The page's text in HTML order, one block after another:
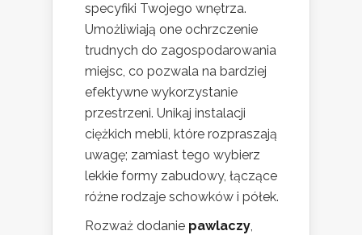
specyfiki Twojego wnętrza.
Umożliwiają one ochrzczenie
trudnych do zagospodarowania
miejsc, co pozwala na bardziej
efektywne wykorzystanie
przestrzeni. Unikaj instalacji
ciężkich mebli, które rozpraszają
uwagę; zamiast tego wybierz
lekkie formy zabudowy, łączące
różne rodzaje schowków i półek.
Rozważ dodanie pawlaczy,